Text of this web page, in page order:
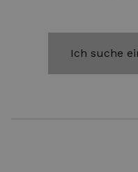
Ich suche